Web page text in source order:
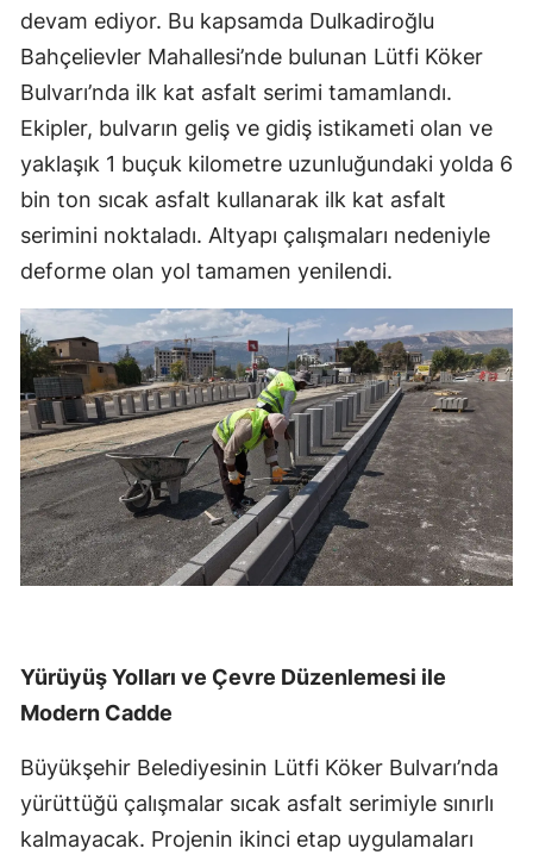
devam ediyor. Bu kapsamda Dulkadiroğlu
Bahçelievler Mahallesi’nde bulunan Lütfi Köker
Bulvarı’nda ilk kat asfalt serimi tamamlandı.
Ekipler, bulvarın geliş ve gidiş istikameti olan ve
yaklaşık 1 buçuk kilometre uzunluğundaki yolda 6
bin ton sıcak asfalt kullanarak ilk kat asfalt
serimini noktaladı. Altyapı çalışmaları nedeniyle
deforme olan yol tamamen yenilendi.
Yürüyüş Yolları ve Çevre Düzenlemesi ile
Modern Cadde
Büyükşehir Belediyesinin Lütfi Köker Bulvarı’nda
yürüttüğü çalışmalar sıcak asfalt serimiyle sınırlı
kalmayacak. Projenin ikinci etap uygulamaları